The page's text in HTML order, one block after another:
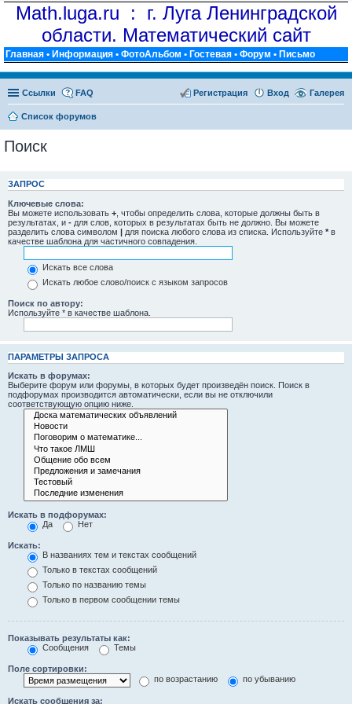
Math.luga.ru : г. Луга Ленинградской
области. Математический сайт
Главная • Информация • ФотоАльбом • Гостевая • Форум • Письмо
Ссылки Галерея
FAQ Вход
Регистрация
Список форумов
Поиск
ЗАПРОС
Ключевые слова:
Вы можете использовать + , чтобы определить слова, которые должны быть в
результатах, и - для слов, которых в результатах быть не должно. Вы можете
разделить слова символом | для поиска любого слова из списка. Используйте * в
качестве шаблона для частичного совпадения.
Искать все слова
Искать любое слово/поиск с языком запросов
Поиск по автору:
Используйте * в качестве шаблона.
ПАРАМЕТРЫ ЗАПРОСА
Искать в форумах:
Выберите форум или форумы, в которых будет произведён поиск. Поиск в
подфорумах производится автоматически, если вы не отключили
соответствующую опцию ниже.
Искать в подфорумах:
Да
Нет
Искать:
В названиях тем и текстах сообщений
Только в текстах сообщений
Только по названию темы
Только в первом сообщении темы
Показывать результаты как:
Сообщения
Темы
Поле сортировки:
по возрастанию
по убыванию
Искать сообщения за: